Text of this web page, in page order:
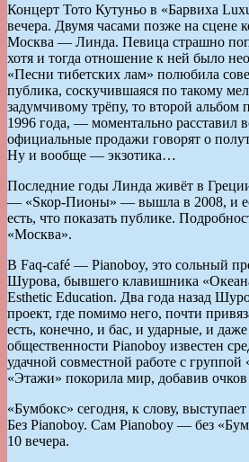
Концерт Тото Кутуньо в «Барвиха
вечера. Двумя часами позже на сцене
Москва — Линда. Певица страшно
хотя и тогда отношение к ней было
«Песни тибетских лам» полюбила
публика, соскучившаяся по такому
задумчивому трёпу, то второй
1996 года, — моментально расставил
официальные продажи говорят о
Ну и вообще — экзотика…
Последние годы Линда живёт в
— «Sкор-Пионы» — вышла в 2008, и
есть, что показать публике.
«Москва».
В Faq-café — Pianoboy, это сольный
Шурова, бывшего клавишника
Esthetic Education. Два года назад
проект, где помимо него, почти
есть, конечно, и бас, и ударные, и
общественности Pianoboy известен
удачной совместной работе с
«Этажи» покорила мир, добавив
«Бумбокс» сегодня, к слову,
Без Pianoboy. Сам Pianoboy — без
10 вечера.